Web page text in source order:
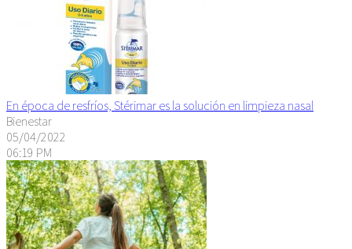
En época de resfríos, Stérimar es la solución en limpieza nasal
Bienestar
05/04/2022
06:19 PM